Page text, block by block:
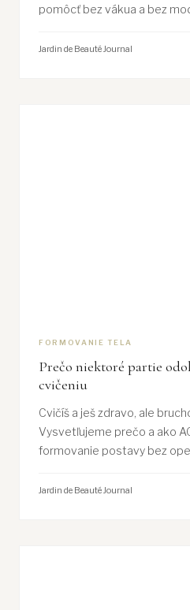
pomôcť bez vákua a bez
Jardin de Beauté Journal
FORMOVANIE TELA
Prečo niektoré partie
cvičeniu
Cvičíš a ješ zdravo, ale
Vysvetľujeme prečo a ako
formovanie postavy bez
Jardin de Beauté Journal